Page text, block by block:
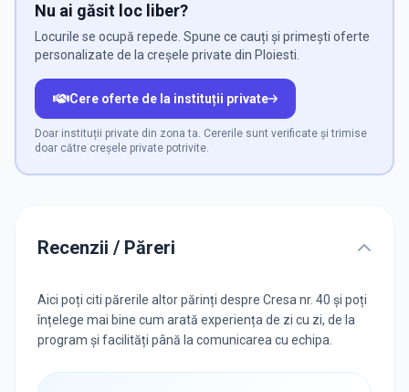
Nu ai găsit loc liber?
Locurile se ocupă repede. Spune ce cauți și primești oferte
personalizate de la creșele private din Ploiesti.
Cere oferte de la instituții private
Doar instituții private din zona ta. Cererile sunt verificate și trimise
doar către creșele private potrivite.
Recenzii / Păreri
Aici poți citi părerile altor părinți despre Cresa nr. 40 și poți
înțelege mai bine cum arată experiența de zi cu zi, de la
program și facilități până la comunicarea cu echipa.